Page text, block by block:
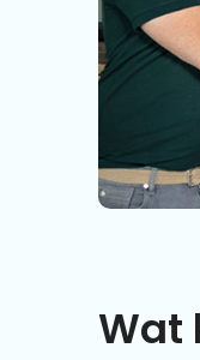
Wat